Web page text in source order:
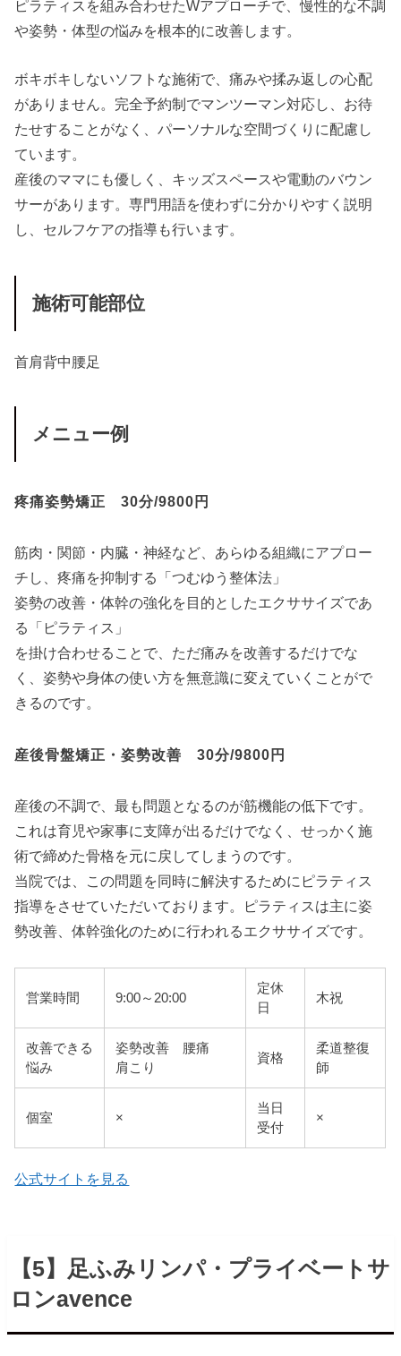
ピラティスを組み合わせたWアプローチで、慢性的な不調
や姿勢・体型の悩みを根本的に改善します。
ボキボキしないソフトな施術で、痛みや揉み返しの心配
がありません。完全予約制でマンツーマン対応し、お待
たせすることがなく、パーソナルな空間づくりに配慮し
ています。
産後のママにも優しく、キッズスペースや電動のバウン
サーがあります。専門用語を使わずに分かりやすく説明
し、セルフケアの指導も行います。
施術可能部位
首肩背中腰足
メニュー例
疼痛姿勢矯正 30分/9800円
筋肉・関節・内臓・神経など、あらゆる組織にアプロー
チし、疼痛を抑制する「つむゆう整体法」
姿勢の改善・体幹の強化を目的としたエクササイズであ
る「ピラティス」
を掛け合わせることで、ただ痛みを改善するだけでな
く、姿勢や身体の使い方を無意識に変えていくことがで
きるのです。
産後骨盤矯正・姿勢改善 30分/9800円
産後の不調で、最も問題となるのが筋機能の低下です。
これは育児や家事に支障が出るだけでなく、せっかく施
術で締めた骨格を元に戻してしまうのです。
当院では、この問題を同時に解決するためにピラティス
指導をさせていただいております。ピラティスは主に姿
勢改善、体幹強化のために行われるエクササイズです。
営業時間 9:00～20:00
定休
日
木祝
改善できる
悩み
姿勢改善 腰痛
肩こり
資格
柔道整復
師
個室 ×
当日
受付
×
公式サイトを見る
【5】足ふみリンパ・プライベートサ
ロンavence